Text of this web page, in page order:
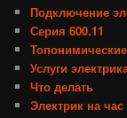
Подключение
Серия 600.11
Услуги
Что делать
Электрик на час